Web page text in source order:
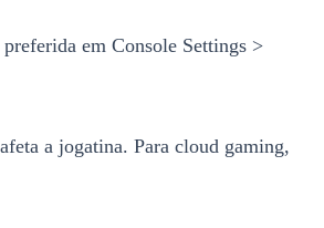
em Console Settings >
a jogatina. Para cloud gaming,